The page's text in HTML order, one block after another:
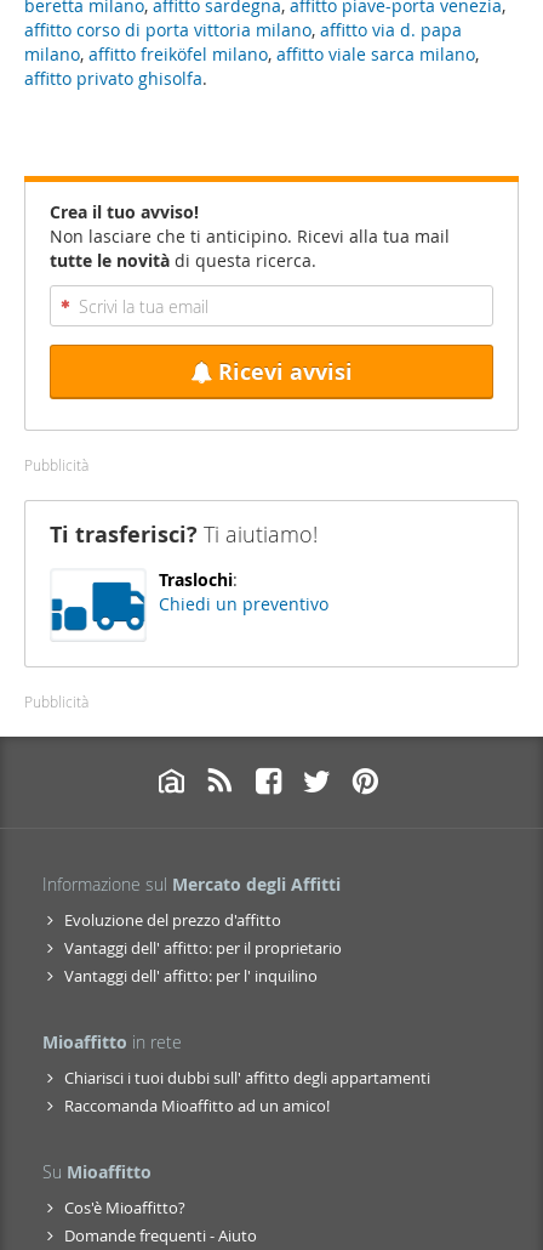
beretta milano, affitto sardegna, affitto piave-porta venezia,
affitto corso di porta vittoria milano, affitto via d. papa
milano, affitto freiköfel milano, affitto viale sarca milano,
affitto privato ghisolfa.
Crea il tuo avviso!
Non lasciare che ti anticipino. Ricevi alla tua mail
tutte le novità di questa ricerca.
Ricevi avvisi
Pubblicità
Ti trasferisci? Ti aiutiamo!
Traslochi:
Chiedi un preventivo
Pubblicità
Informazione sul Mercato degli Affitti
Evoluzione del prezzo d'affitto
Vantaggi dell' affitto: per il proprietario
Vantaggi dell' affitto: per l' inquilino
Mioaffitto in rete
Chiarisci i tuoi dubbi sull' affitto degli appartamenti
Raccomanda Mioaffitto ad un amico!
Su Mioaffitto
Cos'è Mioaffitto?
Domande frequenti - Aiuto